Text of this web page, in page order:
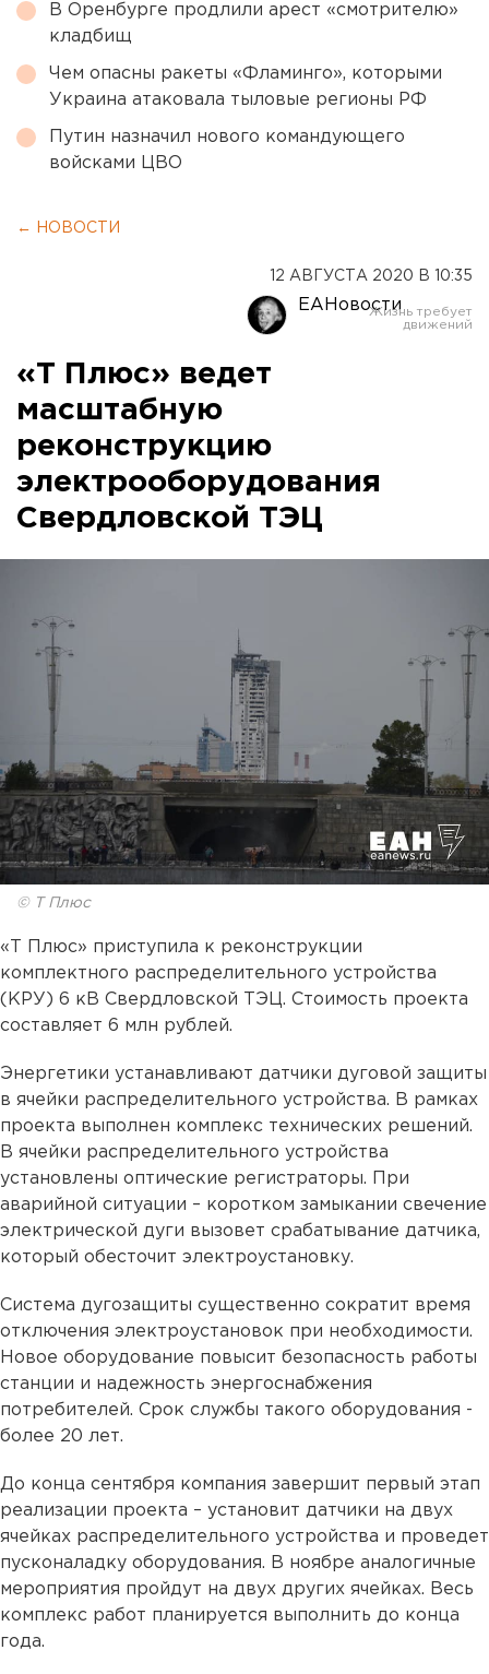
В Оренбурге продлили арест «смотрителю»
кладбищ
Чем опасны ракеты «Фламинго», которыми
Украина атаковала тыловые регионы РФ
Путин назначил нового командующего
войсками ЦВО
← НОВОСТИ
12 АВГУСТА 2020 В 10:35
ЕАНовости
«Т Плюс» ведет
масштабную
реконструкцию
электрооборудования
Свердловской ТЭЦ
© Т Плюс
«Т Плюс» приступила к реконструкции
комплектного распределительного устройства
(КРУ) 6 кВ Свердловской ТЭЦ. Стоимость проекта
составляет 6 млн рублей.
Энергетики устанавливают датчики дуговой защиты
в ячейки распределительного устройства. В рамках
проекта выполнен комплекс технических решений.
В ячейки распределительного устройства
установлены оптические регистраторы. При
аварийной ситуации – коротком замыкании свечение
электрической дуги вызовет срабатывание датчика,
который обесточит электроустановку.
Система дугозащиты существенно сократит время
отключения электроустановок при необходимости.
Новое оборудование повысит безопасность работы
станции и надежность энергоснабжения
потребителей. Срок службы такого оборудования -
более 20 лет.
До конца сентября компания завершит первый этап
реализации проекта – установит датчики на двух
ячейках распределительного устройства и проведет
пусконаладку оборудования. В ноябре аналогичные
мероприятия пройдут на двух других ячейках. Весь
комплекс работ планируется выполнить до конца
года.